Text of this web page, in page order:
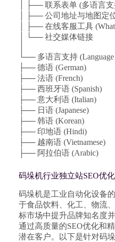
│ ├── 联系表单 (多语言
│ ├── 公司地址与地图定
│ ├── 在线客服工具
│ └── 社交媒体链接
└── 多语言支持 (Language
├── 德语 (German)
├── 法语 (French)
├── 西班牙语 (Spanish)
├── 意大利语 (Italian)
├── 日语 (Japanese)
├── 韩语 (Korean)
├── 印地语 (Hindi)
├── 越南语 (Vietnamese)
├── 阿拉伯语 (Arabic)
码垛机行业独立站SEO优
码垛机是工业自动化设备
于食品饮料、化工、物流
标市场中提升品牌知名度
通过高质量的SEO优化和
潜在客户。以下是针对码